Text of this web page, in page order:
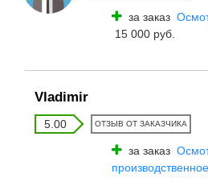
за заказ
15 000 руб.
Vladimir
5.00 ОТЗЫВ ОТ ЗАКАЗЧИКА
за заказ